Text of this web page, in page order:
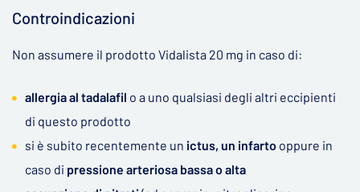
Controindicazioni
Non assumere il prodotto Vidalista 20 mg in caso di:
allergia al tadalafil o a uno qualsiasi degli altri eccipienti
di questo prodotto
si è subito recentemente un ictus, un infarto oppure in
caso di pressione arteriosa bassa o alta